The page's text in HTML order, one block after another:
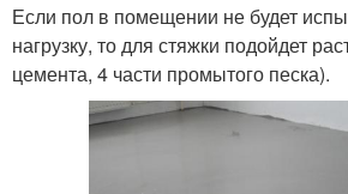
Если пол в помещении не будет
нагрузку, то для стяжки подойдет
цемента, 4 части промытого песка).